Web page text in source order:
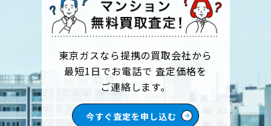
東京ガスなら提携の買取会社から
最短1日でお電話で 査定価格を
ご連絡します。
今すぐ査定を申し込む